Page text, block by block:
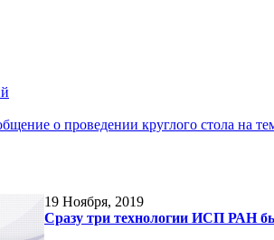
о проведении круглого стола на
19 Ноября, 2019
Сразу три технологии ИСП РАН